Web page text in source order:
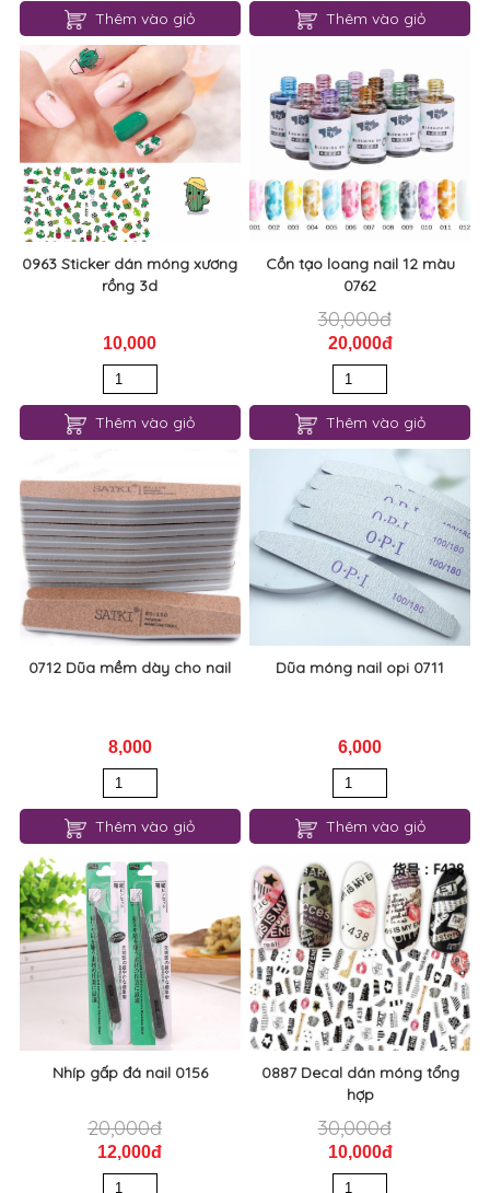
Thêm vào giỏ Thêm vào giỏ
0963 Sticker dán móng xương
rồng 3d
10,000
Thêm vào giỏ
Cồn tạo loang nail 12 màu
0762
30,000đ
20,000đ
Thêm vào giỏ
0712 Dũa mềm dày cho nail
8,000
Thêm vào giỏ
Dũa móng nail opi 0711
6,000
Thêm vào giỏ
Nhíp gấp đá nail 0156
20,000đ
12,000đ
0887 Decal dán móng tổng
hợp
30,000đ
10,000đ